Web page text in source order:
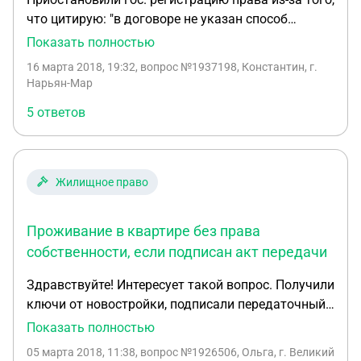
что цитирую: "в договоре не указан способ
передачи регистрируемого объекта
передаточный акт или иной документ о передаче
специально прописал такой пункт: "Расчет между
Сторонами произведен полностью до подписания
настоящего договора. " и такой "Стороны
договорились, что настоящий Договор
одновременно является актом приема-передачи
произведенном Покупателем осмотре Объекта, и
его согласии принять Объект в том техническом
подписания Договора." Правомерно ли?
Приостановили регистрацию аж до 06.06.2018 (3
месяца ждать). Что можно сделать в моем
случае? Время поджимает
Показать полностью
16 марта 2018, 19:32, вопрос №1937198, Константин, г.
Нарьян-Мар
5 ответов
Жилищное право
Проживание в квартире без права
собственности, если подписан акт передачи
Здравствуйте! Интересует такой вопрос. Получили
ключи от новостройки, подписали передаточный
акт. Можем ли мы жить в квартире, если пока еще
Показать полностью
05 марта 2018, 11:38, вопрос №1926506, Ольга, г. Великий